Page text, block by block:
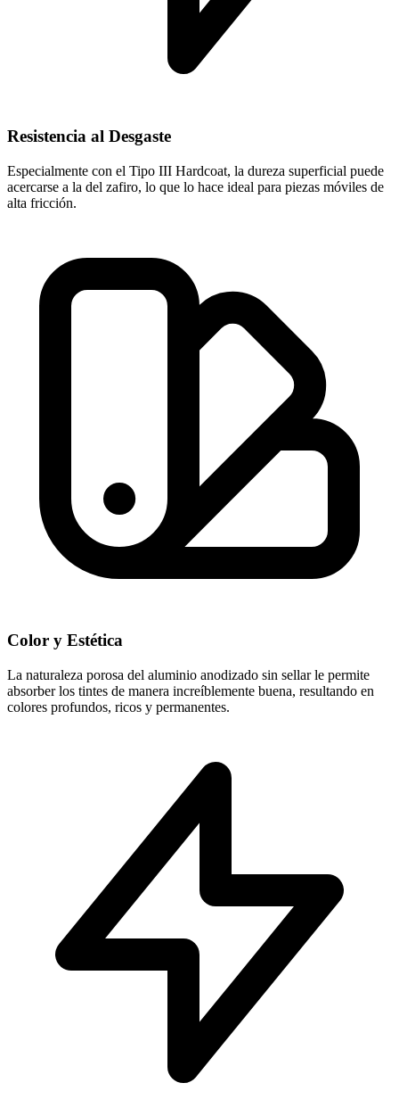
Resistencia al Desgaste
Especialmente con el Tipo III Hardcoat, la dureza superficial puede
acercarse a la del zafiro, lo que lo hace ideal para piezas móviles de
alta fricción.
Color y Estética
La naturaleza porosa del aluminio anodizado sin sellar le permite
absorber los tintes de manera increíblemente buena, resultando en
colores profundos, ricos y permanentes.